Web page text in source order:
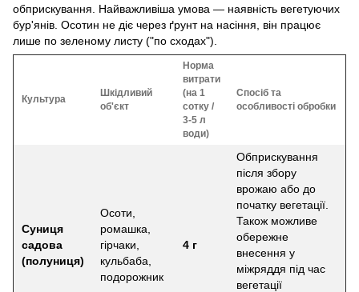
обприскування. Найважливіша умова — наявність вегетуючих
бур'янів. Осотин не діє через ґрунт на насіння, він працює
лише по зеленому листу ("по сходах").
Культура
Шкідливий
об'єкт
Норма
витрати
(на 1
сотку /
3-5 л
води)
Спосіб та
особливості обробки
Суниця
садова
(полуниця)
Осоти,
ромашка,
гірчаки,
кульбаба,
подорожник
4 г
Обприскування
після збору
врожаю або до
початку вегетації.
Також можливе
обережне
внесення у
міжряддя під час
вегетації